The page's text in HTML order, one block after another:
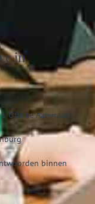
in
Offerte Aanvraag
binnen